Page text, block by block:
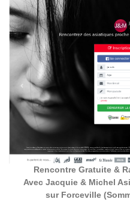
Rencontre Gratuite &
Avec Jacquie & Michel
sur Forceville